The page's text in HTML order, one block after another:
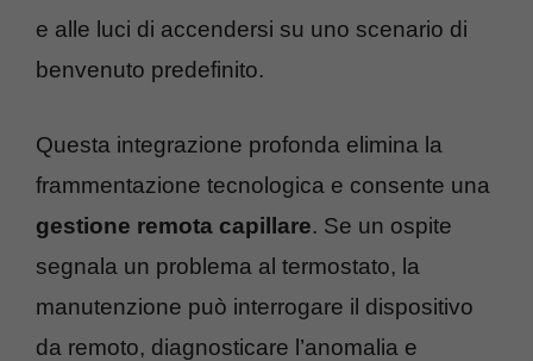
e alle luci di accendersi su uno scenario di
benvenuto predefinito.
Questa integrazione profonda elimina la
frammentazione tecnologica e consente una
gestione remota capillare. Se un ospite
segnala un problema al termostato, la
manutenzione può interrogare il dispositivo
da remoto, diagnosticare l’anomalia e